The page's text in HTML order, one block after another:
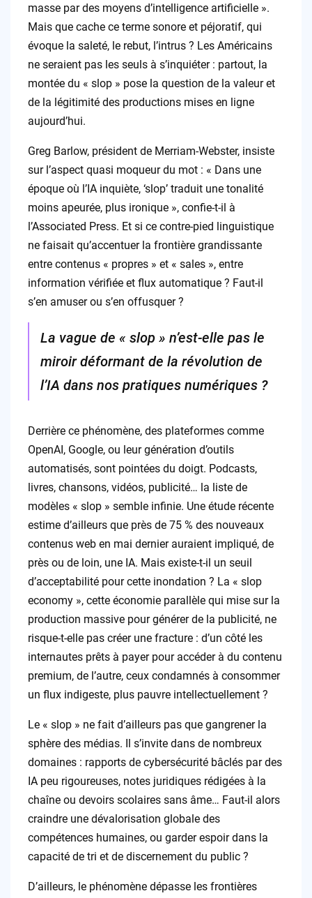
masse par des moyens d’intelligence artificielle ».
Mais que cache ce terme sonore et péjoratif, qui
évoque la saleté, le rebut, l’intrus ? Les Américains
ne seraient pas les seuls à s’inquiéter : partout, la
montée du « slop » pose la question de la valeur et
de la légitimité des productions mises en ligne
aujourd’hui.
Greg Barlow, président de Merriam-Webster, insiste
sur l’aspect quasi moqueur du mot : « Dans une
époque où l’IA inquiète, ‘slop’ traduit une tonalité
moins apeurée, plus ironique », confie-t-il à
l’Associated Press. Et si ce contre-pied linguistique
ne faisait qu’accentuer la frontière grandissante
entre contenus « propres » et « sales », entre
information vérifiée et flux automatique ? Faut-il
s’en amuser ou s’en offusquer ?
La vague de « slop » n’est-elle pas le
miroir déformant de la révolution de
l’IA dans nos pratiques numériques ?
Derrière ce phénomène, des plateformes comme
OpenAI, Google, ou leur génération d’outils
automatisés, sont pointées du doigt. Podcasts,
livres, chansons, vidéos, publicité… la liste de
modèles « slop » semble infinie. Une étude récente
estime d’ailleurs que près de 75 % des nouveaux
contenus web en mai dernier auraient impliqué, de
près ou de loin, une IA. Mais existe-t-il un seuil
d’acceptabilité pour cette inondation ? La « slop
economy », cette économie parallèle qui mise sur la
production massive pour générer de la publicité, ne
risque-t-elle pas créer une fracture : d’un côté les
internautes prêts à payer pour accéder à du contenu
premium, de l’autre, ceux condamnés à consommer
un flux indigeste, plus pauvre intellectuellement ?
Le « slop » ne fait d’ailleurs pas que gangrener la
sphère des médias. Il s’invite dans de nombreux
domaines : rapports de cybersécurité bâclés par des
IA peu rigoureuses, notes juridiques rédigées à la
chaîne ou devoirs scolaires sans âme… Faut-il alors
craindre une dévalorisation globale des
compétences humaines, ou garder espoir dans la
capacité de tri et de discernement du public ?
D’ailleurs, le phénomène dépasse les frontières